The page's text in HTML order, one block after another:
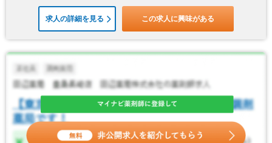
求人の詳細を見る この求人に興味がある